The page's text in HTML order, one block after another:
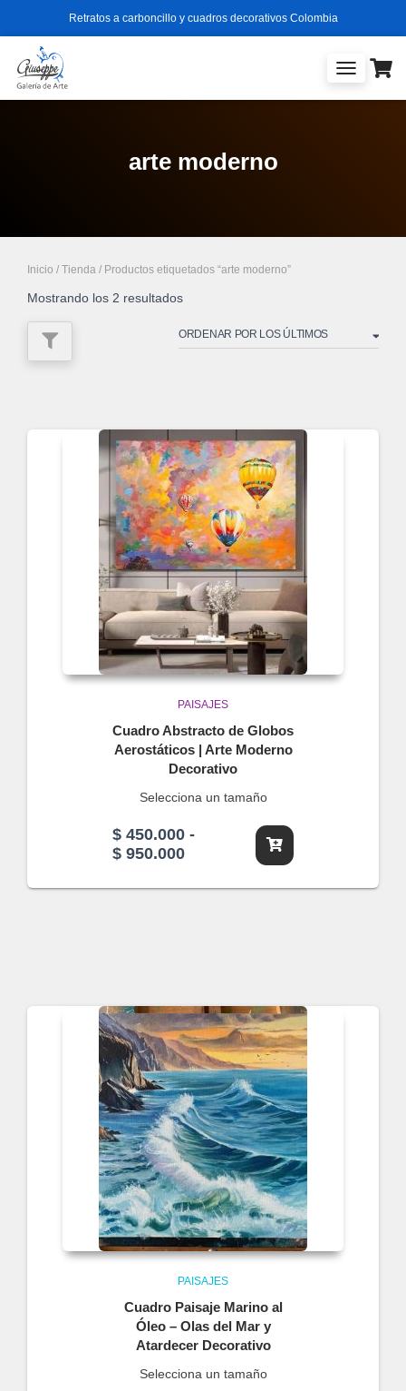
Retratos a carboncillo y cuadros decorativos Colombia
TOGGLE
arte moderno
Inicio / Tienda / Productos etiquetados “arte moderno”
Mostrando los 2 resultadosOrdenado
los
PAISAJES
Cuadro Abstracto de Globos
Aerostáticos | Arte Moderno
Decorativo
Selecciona un tamaño
$ 450.000 -
$ 950.000Rango
precios:
PAISAJES
Cuadro Paisaje Marino al
Óleo – Olas del Mar y
Atardecer Decorativo
Selecciona un tamaño